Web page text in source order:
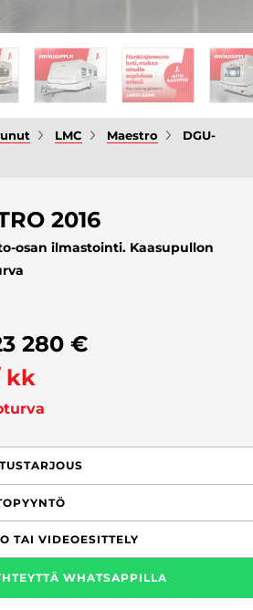
LMC Maestro
DGU-
2016
osan ilmastointi. Kaasupullon
280 €
kk
TAI VIDEOESITTELY
WHATSAPPILLA